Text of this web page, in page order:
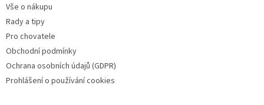
Vše o nákupu
Rady a tipy
Pro chovatele
Obchodní podmínky
Ochrana osobních údajů (GDPR)
Prohlášení o používání cookies